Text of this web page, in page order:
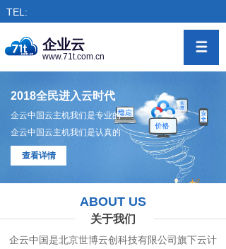
TEL:
企业云
www.71t.com.cn
2018全民进入云时代
企云中国云主机我们是专业的
企云中国云主机我们是认真的
查看详情
ABOUT US
关于我们
企云中国是北京世博云创科技有限公司旗下云计